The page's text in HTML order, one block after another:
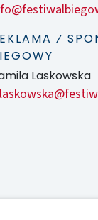
⁄
Laskowska